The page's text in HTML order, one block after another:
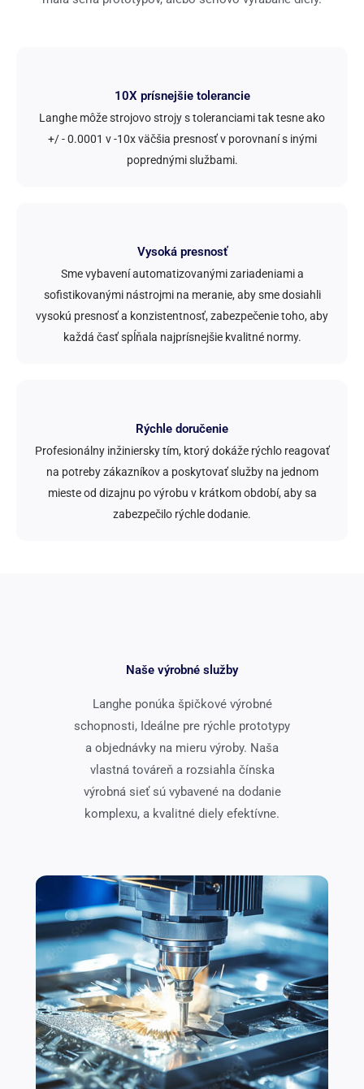
10X prísnejšie tolerancie
Langhe môže strojovo strojy s toleranciami tak tesne ako
+/ - 0.0001 v -10x väčšia presnosť v porovnaní s inými
poprednými službami.
Vysoká presnosť
Sme vybavení automatizovanými zariadeniami a
sofistikovanými nástrojmi na meranie, aby sme dosiahli
vysokú presnosť a konzistentnosť, zabezpečenie toho, aby
každá časť spĺňala najprísnejšie kvalitné normy.
Rýchle doručenie
Profesionálny inžiniersky tím, ktorý dokáže rýchlo reagovať
na potreby zákazníkov a poskytovať služby na jednom
mieste od dizajnu po výrobu v krátkom období, aby sa
zabezpečilo rýchle dodanie.
Naše výrobné služby
Langhe ponúka špičkové výrobné
schopnosti, Ideálne pre rýchle prototypy
a objednávky na mieru výroby. Naša
vlastná továreň a rozsiahla čínska
výrobná sieť sú vybavené na dodanie
komplexu, a kvalitné diely efektívne.